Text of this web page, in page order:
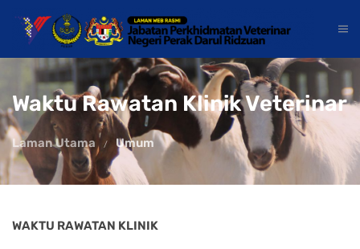
Waktu Rawatan Klinik Veterinar
Laman Utama Umum
WAKTU RAWATAN KLINIK